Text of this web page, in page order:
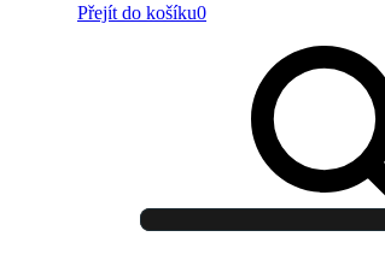
Přejít do košíku0